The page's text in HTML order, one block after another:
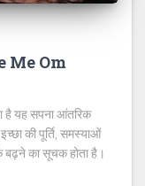
Me Om
है यह सपना आंतरिक
की पूर्ति, समस्याओं
बढ़ने का सूचक होता है।